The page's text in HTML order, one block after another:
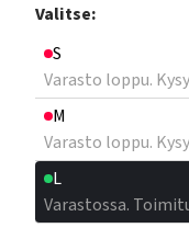
Valitse:
S
Varasto loppu.
M
Varasto loppu.
L
Varastossa.